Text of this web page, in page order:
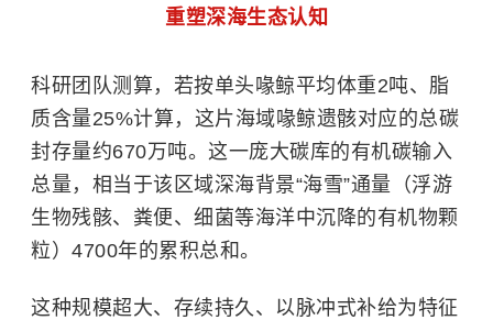
重塑深海生态认知
科研团队测算，若按单头喙鲸平均体重2吨、脂
质含量25%计算，这片海域喙鲸遗骸对应的总碳
封存量约670万吨。这一庞大碳库的有机碳输入
总量，相当于该区域深海背景“海雪”通量（浮游
生物残骸、粪便、细菌等海洋中沉降的有机物颗
粒）4700年的累积总和。
这种规模超大、存续持久、以脉冲式补给为特征